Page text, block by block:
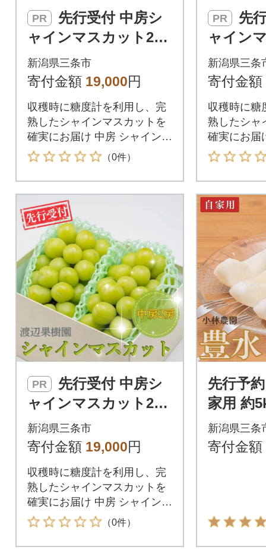
PR
ャインマスカット2房
(約1kg) 令和8年度 渡
辺果樹園 贈答用 【01
新潟県三条市
寄付金額 19,000円
収穫時に糖度計を利用し、完
熟したシャインマスカットを
確実にお届け 中房 シャインマ
スカット 2房 1kg 贈答用 シャ
イン マスカット 贈り物 ギフ
ト 新潟県 三条市産 ぶどう 渡
辺果樹園 2026
（0件）
PR
ャイン
(約1kg)
辺果樹
新潟県三条
寄付金額
収穫時に糖
熟したシャ
確実にお届
スカット 2
イン マス
ト 新潟県
辺果樹園
PR
ャインマスカット2房
(約1kg) 令和8年度 渡
辺果樹園 贈答用 【01
新潟県三条市
寄付金額 19,000円
収穫時に糖度計を利用し、完
熟したシャインマスカットを
確実にお届け 中房 シャインマ
スカット 2房 1kg 贈答用 シャ
イン マスカット 贈り物 ギフ
ト 新潟県 三条市産 ぶどう 渡
（0件）
先行予
家用 約
【
新潟県三条
寄付金額